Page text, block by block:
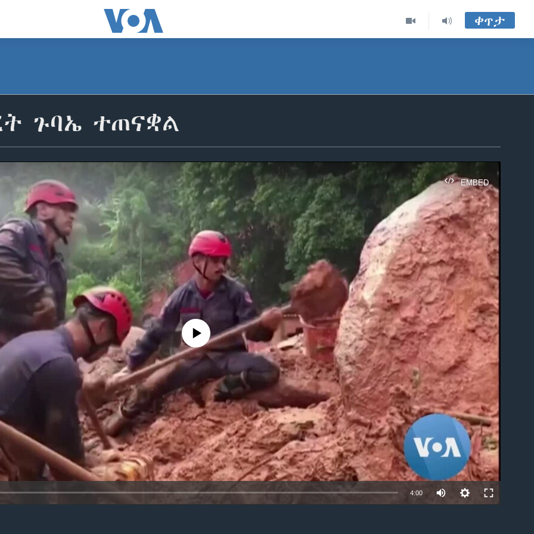
ቀጥታ
ጉባኤ ተጠናቋል
EMBED
No media source currently available
4:00